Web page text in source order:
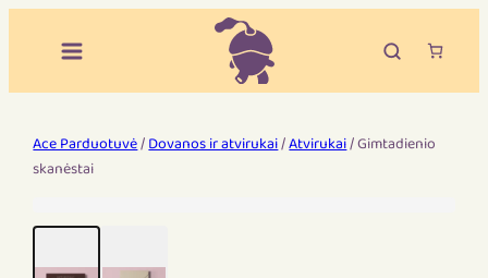
Ace Parduotuvė/Dovanos ir atvirukai/Atvirukai/ Gimtadienio
skanėstai